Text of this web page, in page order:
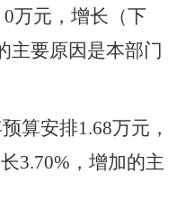
0万元，增长（下
主要原因是本部门
算安排1.68万元，
3.70%， 增加的主